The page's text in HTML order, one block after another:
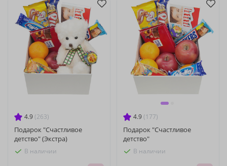
4.9 (263)
Подарок "Счастливое
детство" (Экстра)
В наличии
4.9 (177)
Подарок "Счастливое
детство"
В наличии